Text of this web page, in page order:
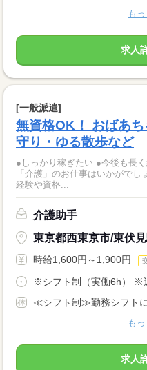
も
求人
[一般派遣]
無資格OK！ おばあ
守り・ゆる散歩など
●しっかり稼ぎたい ●今後も長く続け
「介護」のお仕事はいかがでしょうか？ 介護といって
経験や資格...
介護助手
東京都西東京市/東伏
時給1,600円～1,900円
※シフト制（実働6h） ※
≪シフト制≫勤務シフトに
も
求人